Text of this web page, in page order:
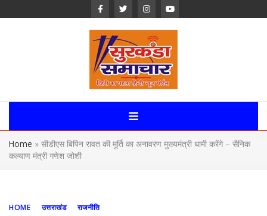
Surkanda
Samachar:
Uttarakhand,
Home » सीडीएस बिपिन रावत की मूर्ति का अनावरण मुख्यमंत्री धामी करेंगे – सैनिक
कल्याण मंत्री गणेश जोशी
HOME उत्तराखंड राजनीति